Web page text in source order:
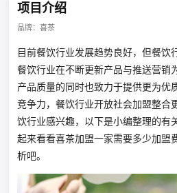
项目介绍
品牌：喜茶
目前餐饮行业发展趋势良好，但餐饮
餐饮行业在不断更新产品与推送营销
产品质量的同时也致力于提供更为优
竞争力，餐饮行业开放社会加盟整合
饮行业感兴趣，以下是小编整理的有
起来看看喜茶加盟一家需要多少加盟
析吧。